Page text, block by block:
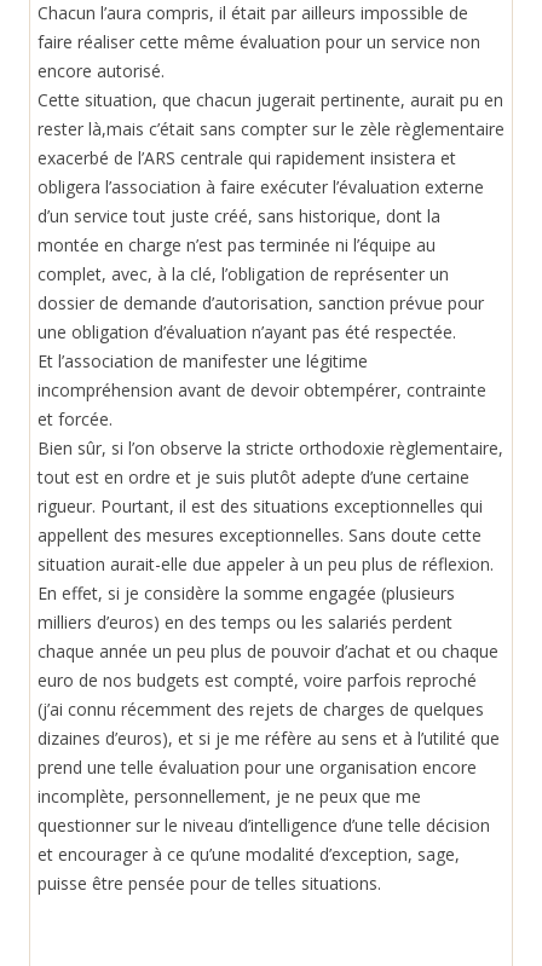
Chacun l’aura compris, il était par ailleurs impossible de
faire réaliser cette même évaluation pour un service non
encore autorisé.
Cette situation, que chacun jugerait pertinente, aurait pu en
rester là,mais c’était sans compter sur le zèle règlementaire
exacerbé de l’ARS centrale qui rapidement insistera et
obligera l’association à faire exécuter l’évaluation externe
d’un service tout juste créé, sans historique, dont la
montée en charge n’est pas terminée ni l’équipe au
complet, avec, à la clé, l’obligation de représenter un
dossier de demande d’autorisation, sanction prévue pour
une obligation d’évaluation n’ayant pas été respectée.
Et l’association de manifester une légitime
incompréhension avant de devoir obtempérer, contrainte
et forcée.
Bien sûr, si l’on observe la stricte orthodoxie règlementaire,
tout est en ordre et je suis plutôt adepte d’une certaine
rigueur. Pourtant, il est des situations exceptionnelles qui
appellent des mesures exceptionnelles. Sans doute cette
situation aurait-elle due appeler à un peu plus de réflexion.
En effet, si je considère la somme engagée (plusieurs
milliers d’euros) en des temps ou les salariés perdent
chaque année un peu plus de pouvoir d’achat et ou chaque
euro de nos budgets est compté, voire parfois reproché
(j’ai connu récemment des rejets de charges de quelques
dizaines d’euros), et si je me réfère au sens et à l’utilité que
prend une telle évaluation pour une organisation encore
incomplète, personnellement, je ne peux que me
questionner sur le niveau d’intelligence d’une telle décision
et encourager à ce qu’une modalité d’exception, sage,
puisse être pensée pour de telles situations.